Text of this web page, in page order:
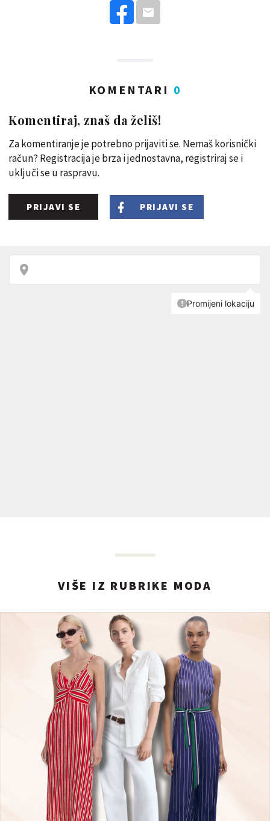
KOMENTARI 0
Komentiraj, znaš da želiš!
Za komentiranje je potrebno prijaviti se. Nemaš korisnički
račun? Registracija je brza i jednostavna, registriraj se i
uključi se u raspravu.
PRIJAVI SE PRIJAVI SE
VIŠE IZ RUBRIKE MODA